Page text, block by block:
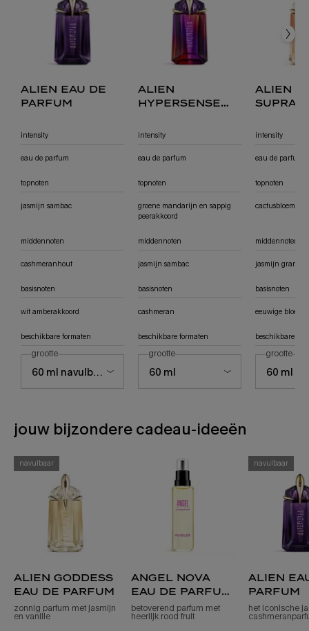
alien eau de
parfum
alien
hypersense
alien
supra
intensity
eau de parfum
intensity
eau de parfum
intensity
eau de parfum
topnoten
jasmijn sambac
topnoten
groene mandarijn en sappig
peerakkoord
topnoten
middennoten
cashmeranhout
middennoten
jasmijn sambac
middennoten
jasmijn
basisnoten
wit amberakkoord
basisnoten
cashmeran
basisnoten
eeuwige bloem
beschikbare formaten
selecteer een
groottevoor alien eau de parfum
beschikbare formaten
selecteer een
groottevoor alien hypersense eau de
beschikbare
selecteer
grootte
jouw bijzondere cadeau-ideeën
navulbaar
alien goddess
eau de parfum
zonnig parfum met jasmijn
en vanille
angel nova
eau de parfum
refill
betoverend parfum met
heerlijk rood fruit
navulbaar
alien
parfum
het iconische